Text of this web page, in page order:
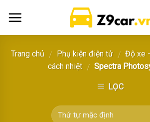
Trang chủ / Phụ kiện điện tử / Độ xe
cách nhiệt / Spectra
LỌC